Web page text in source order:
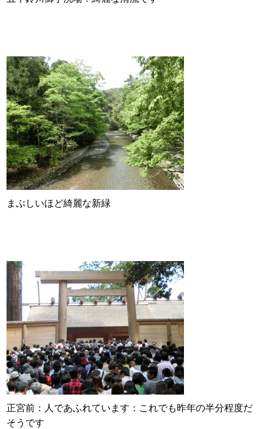
まぶしいほど綺麗な新緑
正宮前：人であふれています：これでも昨年の半分程度だ
そうです